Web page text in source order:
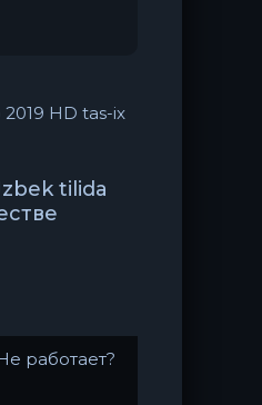
HD tas-ix
tilida
работает?